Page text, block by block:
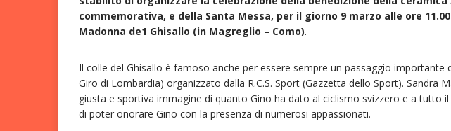
commemorativa, e della Santa Messa, per il giorno 9 marzo alle ore
Madonna de1 Ghisallo (in Magreglio – Como).
Il colle del Ghisallo è famoso anche per essere sempre un passaggio importante
Giro di Lombardia) organizzato dalla R.C.S. Sport (Gazzetta dello Sport). Sandra
giusta e sportiva immagine di quanto Gino ha dato al ciclismo svizzero e a tutto
di poter onorare Gino con la presenza di numerosi appassionati.